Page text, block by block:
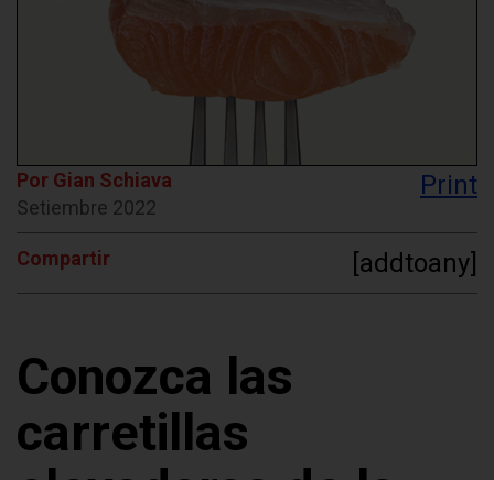
Por Gian Schiava
Setiembre 2022
Print
Compartir [addtoany]
Conozca las
carretillas